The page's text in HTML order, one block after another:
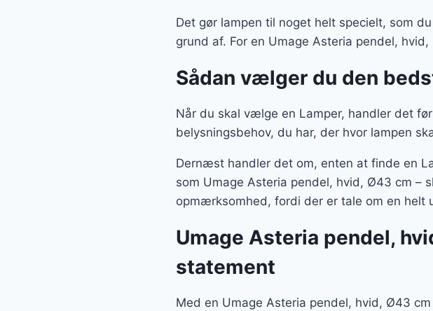
Det gør lampen til noget helt specielt, som
grund af. For en Umage Asteria pendel,
Sådan vælger du den
Når du skal vælge en Lamper, handler det
belysningsbehov, du har, der hvor lampen
Dernæst handler det om, enten at finde en
som Umage Asteria pendel, hvid, Ø43 cm –
opmærksomhed, fordi der er tale om en helt
Umage Asteria pendel,
statement
Med en Umage Asteria pendel, hvid, Ø43